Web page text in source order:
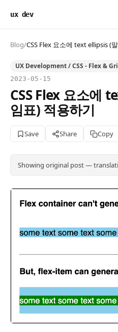
ux dev
Blog/CSS Flex 요소에 text ellipsis (
UX Development / CSS - Flex &
2023-05-15
CSS Flex 요소에
임표) 적용하기
Save Share Copy
Showing original post —